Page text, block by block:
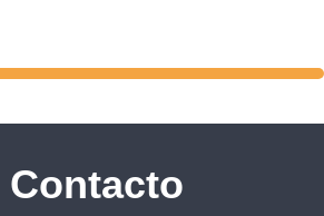
Contacto